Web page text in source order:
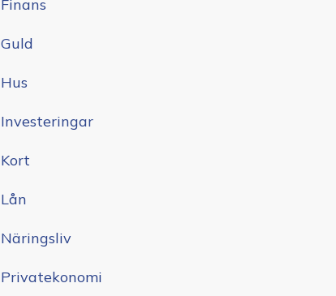
Finans
Guld
Hus
Investeringar
Kort
Lån
Näringsliv
Privatekonomi